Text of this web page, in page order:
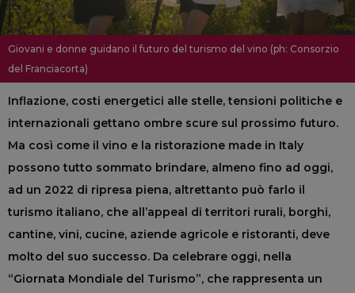
Giovani e donne guidano il futuro del turismo del vino (ph: Consorzio
del Franciacorta)
Inflazione, costi energetici alle stelle, tensioni politiche e
internazionali gettano ombre scure sul prossimo futuro.
Ma così come il vino e la ristorazione made in Italy
possono tutto sommato brindare, almeno fino ad oggi,
ad un 2022 di ripresa piena, altrettanto può farlo il
turismo italiano, che all’appeal di territori rurali, borghi,
cantine, vini, cucine, aziende agricole e ristoranti, deve
molto del suo successo. Da celebrare oggi, nella
“Giornata Mondiale del Turismo”, che rappresenta un